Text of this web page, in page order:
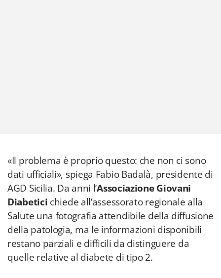
«Il problema è proprio questo: che non ci sono
dati ufficiali», spiega Fabio Badalà, presidente di
AGD Sicilia. Da anni l’Associazione Giovani
Diabetici chiede all’assessorato regionale alla
Salute una fotografia attendibile della diffusione
della patologia, ma le informazioni disponibili
restano parziali e difficili da distinguere da
quelle relative al diabete di tipo 2.